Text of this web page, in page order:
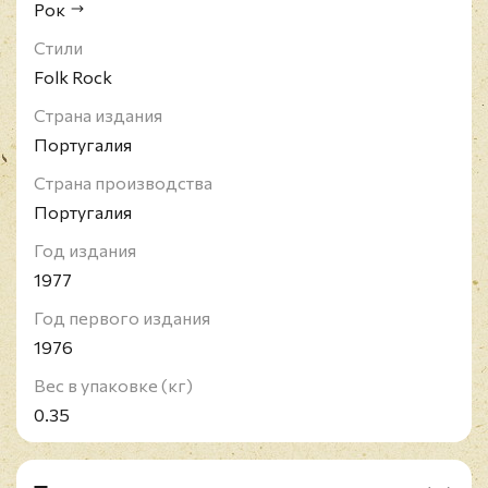
Рок
Стили
Folk Rock
Страна издания
Португалия
Страна производства
Португалия
Год издания
1977
Год первого издания
1976
Вес в упаковке (кг)
0.35